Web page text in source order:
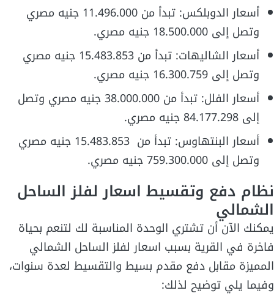
أسعار الدوبلكس: تبدأ من 11.496.000 جنيه مصري
وتصل إلى 18.500.000 جنيه مصري.
أسعار الشاليهات: تبدأ من 15.483.853 جنيه مصري
وتصل إلى 16.300.759 جنيه مصري.
أسعار الفلل: تبدأ من 38.000.000 جنيه مصري وتصل
إلى 84.177.298 جنيه مصري.
أسعار البنتهاوس: تبدأ من 15.483.853 جنيه مصري
وتصل إلى 759.300.000 جنيه مصري.
نظام دفع وتقسيط اسعار لفلز الساحل
الشمالي
يمكنك الآن أن تشتري الوحدة المناسبة لك لتنعم بحياة
فاخرة في القرية بسبب اسعار لفلز الساحل الشمالي
المميزة مقابل دفع مقدم بسيط والتقسيط لعدة سنوات،
وفيما يلي توضيح لذلك: